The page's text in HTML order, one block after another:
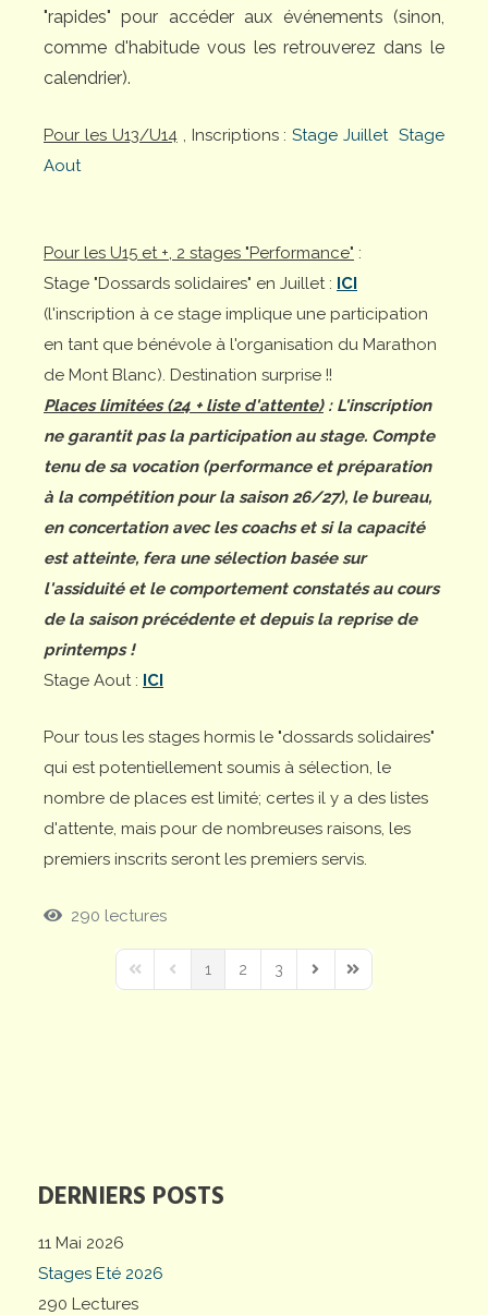
DERNIERS POSTS
11 Mai 2026
Stages Eté 2026
290 Lectures
"rapides" pour accéder aux événements (sinon,
comme d'habitude vous les retrouverez dans le
calendrier).
Pour les U13/U14, Inscriptions :Stage Juillet Stage
Aout
Pour les U15 et +, 2 stages "Performance" :
Stage "Dossards solidaires" en Juillet : ICI
(l'inscription à ce stage implique une participation
en tant que bénévole à l'organisation du Marathon
de Mont Blanc). Destination surprise !!
Places limitées (24 + liste d'attente): L'inscription
ne garantit pas la participation au stage. Compte
tenu de sa vocation (performance et préparation
à la compétition pour la saison 26/27), le bureau,
en concertation avec les coachs et si la capacité
est atteinte, fera une sélection basée sur
l'assiduité et le comportement constatés au cours
de la saison précédente et depuis la reprise de
printemps !
Stage Aout : ICI
Pour tous les stages hormis le "dossards solidaires"
qui est potentiellement soumis à sélection, le
nombre de places est limité; certes il y a des listes
d'attente, mais pour de nombreuses raisons, les
premiers inscrits seront les premiers servis.
290 lectures
First PagePrevious Page
1 2 3
Next PageLast Page